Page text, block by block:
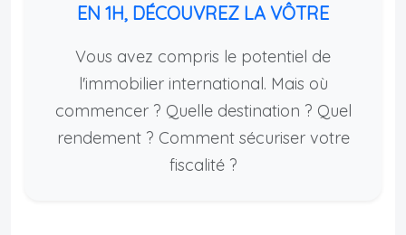
EN 1H, DÉCOUVREZ LA VÔTRE
Vous avez compris le potentiel de
l'immobilier international. Mais où
commencer ? Quelle destination ? Quel
rendement ? Comment sécuriser votre
fiscalité ?